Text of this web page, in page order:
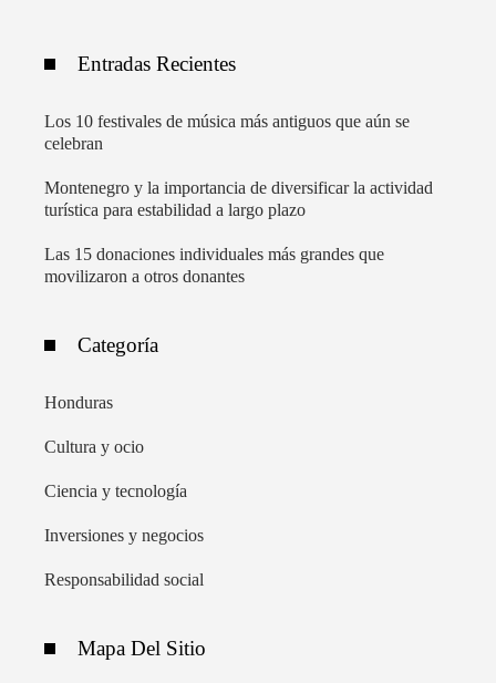
Entradas Recientes
Los 10 festivales de música más antiguos que aún se
celebran
Montenegro y la importancia de diversificar la actividad
turística para estabilidad a largo plazo
Las 15 donaciones individuales más grandes que
movilizaron a otros donantes
Categoría
Honduras
Cultura y ocio
Ciencia y tecnología
Inversiones y negocios
Responsabilidad social
Mapa Del Sitio